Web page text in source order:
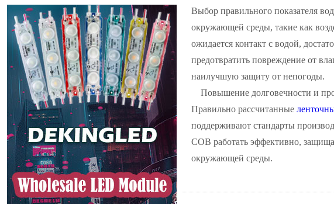
Выбор правильного показателя
окружающей среды, такие как
ожидается контакт с водой,
предотвратить повреждение от
наилучшую защиту от непогоды.
Повышение долговечности и
Правильно рассчитанные
поддерживают стандарты
COB работать эффективно,
окружающей среды.